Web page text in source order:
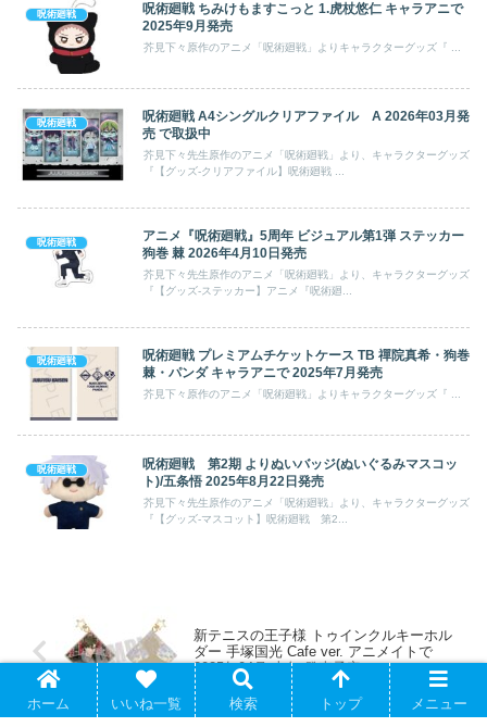
呪術廻戦
呪術廻戦 ちみけもますこっと 1.虎杖悠仁 キャラアニで
2025年9月発売
呪術廻戦
呪術廻戦 A4シングルクリアファイル A 2026年03月発
売 で取扱中
芥見下々先生原作のアニメ「呪術廻戦」より、キャラクターグッズ
『【グッズ-クリアファイル】呪術廻戦 ...
呪術廻戦
アニメ『呪術廻戦』5周年 ビジュアル第1弾 ステッカー
狗巻 棘 2026年4月10日発売
芥見下々先生原作のアニメ「呪術廻戦」より、キャラクターグッズ
『【グッズ-ステッカー】アニメ『呪術廻...
呪術廻戦
呪術廻戦 プレミアムチケットケース TB 禪院真希・狗巻
棘・パンダ キャラアニで 2025年7月発売
芥見下々原作のアニメ「呪術廻戦」よりキャラクターグッズ『 ...
呪術廻戦
呪術廻戦 第2期 よりぬいバッジ(ぬいぐるみマスコッ
ト)/五条悟 2025年8月22日発売
芥見下々先生原作のアニメ「呪術廻戦」より、キャラクターグッズ
『【グッズ-マスコット】呪術廻戦 第2...
新テニスの王子様 トゥインクルキーホル
ダー 手塚国光 Cafe ver. アニメイトで
2025年04月 上旬 発売予定
ホーム いいね一覧 検索 トップ メニュー